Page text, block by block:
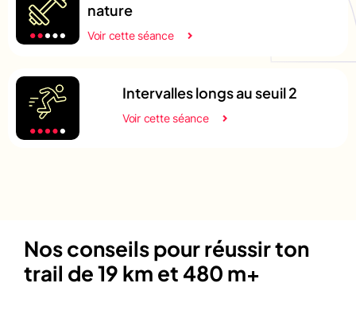
nature
Voir cette séance
Intervalles longs au seuil 2
Voir cette séance
Nos conseils pour réussir ton
trail de 19 km et 480 m+